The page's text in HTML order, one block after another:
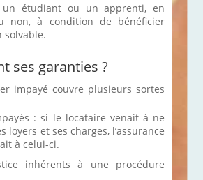
étudiant ou un apprenti, en
non, à condition de bénéficier
solvable.
ses garanties ?
impayé couvre plusieurs sortes
: si le locataire venait à ne
loyers et ses charges, l’assurance
à celui-ci.
inhérents à une procédure